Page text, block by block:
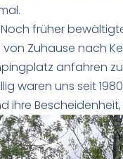
früher
Zuhause nach
anfahren
waren uns seit